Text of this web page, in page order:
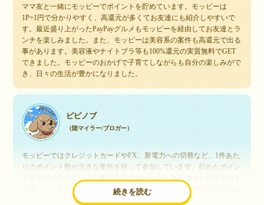
ママ友と一緒にモッピーでポイントを貯めています。モッピーは
1P=1円で分かりやすく、高還元が多くてお友達にも紹介しやすいで
す。最近盛り上がったPayPayグルメもモッピーを経由してお友達とラ
ンチを楽しみました。また、モッピーは美容系の案件も高還元で出る
事があります。美容液やナイトブラ等も100%還元の実質無料でGET
できました。モッピーのおかげで子育てしながらも自分の楽しみがで
き、日々の生活が豊かになりました。
続きを読む
ピピノブ
（陸マイラー/ブロガー）
モッピーではクレジットカードやFX、新電力への切替など、1件あた
りのポイント数が大きな案件を狙って参加しています。貯めたポイン
交換しています。このようにすることで、ほぼ無料で年数回の国内旅
行や海外旅行を実現しています。モッピーは陸マイラーや旅行好きに